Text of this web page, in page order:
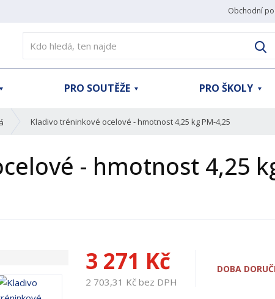
Obchodní
PRO SOUTĚŽE PRO ŠKOLY
Kladivo tréninkové ocelové - hmotnost 4,25 kg PM-4,25
- hmotnost 4,25
3 271 Kč
2 703,31 Kč bez DPH
DOBA